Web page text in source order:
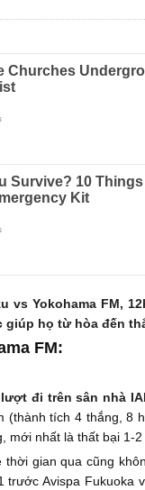
vs Yokohama FM,
giúp họ từ hòa đến
FM:
đi trên sân nhà
(thành tích 4 thắng, 8
mới nhất là thất bại 1-
gian qua cũng
Avispa Fukuoka